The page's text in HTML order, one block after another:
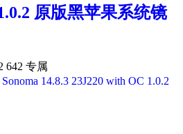
原版黑苹果系统镜
642 专属